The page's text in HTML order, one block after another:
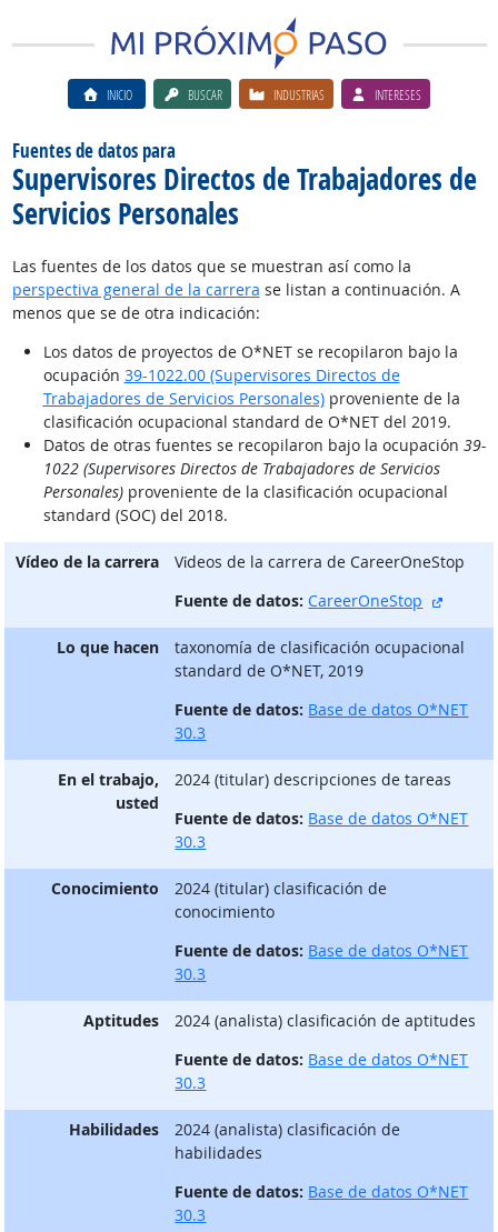
INICIO BUSCAR INDUSTRIAS INTERESES
Fuentes de datos para
Supervisores Directos de Trabajadores de
Servicios Personales
Las fuentes de los datos que se muestran así como la
perspectiva general de la carrera se listan a continuación. A
menos que se de otra indicación:
Los datos de proyectos de O*NET se recopilaron bajo la
ocupación 39-1022.00 (Supervisores Directos de
Trabajadores de Servicios Personales)proveniente de la
clasificación ocupacional standard de O*NET del 2019.
Datos de otras fuentes se recopilaron bajo la ocupación 39-
1022 (Supervisores Directos de Trabajadores de Servicios
Personales)proveniente de la clasificación ocupacional
standard (SOC) del 2018.
Vídeo de la carrera
Vίdeos de la carrera de CareerOneStop
Fuente de datos: CareerOneStop
Lo que hacen
taxonomía de clasificación ocupacional
standard de O*NET, 2019
Fuente de datos: Base de datos O*NET
30.3
En el trabajo,
usted
2024 (titular) descripciones de tareas
Fuente de datos: Base de datos O*NET
30.3
Conocimiento
2024 (titular) clasificación de
conocimiento
Fuente de datos: Base de datos O*NET
30.3
Aptitudes
2024 (analista) clasificación de aptitudes
Fuente de datos: Base de datos O*NET
30.3
Habilidades
2024 (analista) clasificación de
habilidades
Fuente de datos: Base de datos O*NET
30.3